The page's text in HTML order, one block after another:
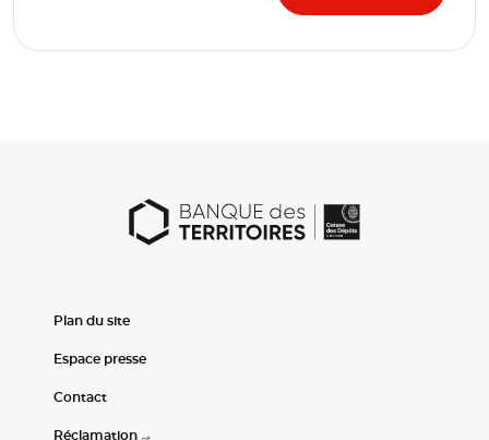
Plan du site
Espace presse
Contact
Réclamation